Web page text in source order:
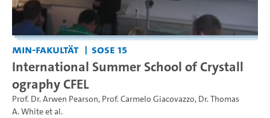
MIN-Fakultät SoSe 15
International Summer School of Crystall
ography CFEL
Prof. Dr. Arwen Pearson, Prof. Carmelo Giacovazzo, Dr. Thomas
A. Whiteet al.